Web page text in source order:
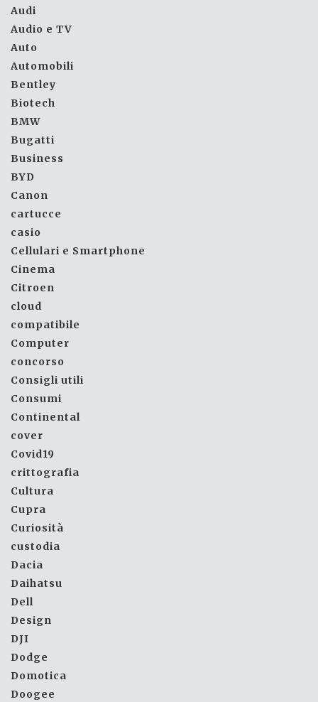
Audi
Audio e TV
Auto
Automobili
Bentley
Biotech
BMW
Bugatti
Business
BYD
Canon
cartucce
casio
Cellulari e Smartphone
Cinema
Citroen
cloud
compatibile
Computer
concorso
Consigli utili
Consumi
Continental
cover
Covid19
crittografia
Cultura
Cupra
Curiosità
custodia
Dacia
Daihatsu
Dell
Design
DJI
Dodge
Domotica
Doogee